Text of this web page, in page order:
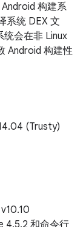
构建系
系统 DEX 文
统会在非 Linux
Android 构建性
(Trusty)
4.5.2 和命令行